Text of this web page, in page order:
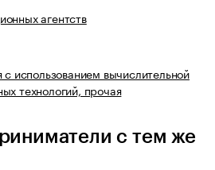
агентств
с использованием вычислительной
технологий, прочая
с тем же